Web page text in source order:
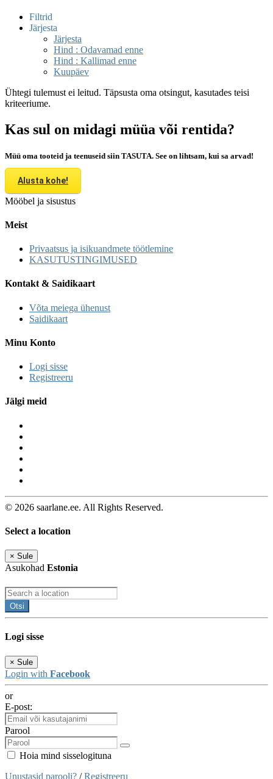
Filtrid
Järjesta
Järjesta
Hind : Odavamad enne
Hind : Kallimad enne
Kuupäev
Ühtegi tulemust ei leitud. Täpsusta oma otsingut, kasutades teisi
kriteeriume.
Kas sul on midagi müüa või rentida?
Müü oma tooteid ja teenuseid siin TASUTA. See on lihtsam, kui sa arvad!
Alusta kohe!
Mööbel ja sisustus
Meist
Privaatsus ja isikuandmete töötlemine
KASUTUSTINGIMUSED
Kontakt & Saidikaart
Võta meiega ühenust
Saidikaart
Minu Konto
Logi sisse
Registreeru
Jälgi meid
© 2026 saarlane.ee. All Rights Reserved.
Select a location
× Sule
Asukohad Estonia
Otsi
Logi sisse
× Sule
Login with Facebook
or
E-post:
Parool
Hoia mind sisselogituna
Unustasid parooli? /Registreeru